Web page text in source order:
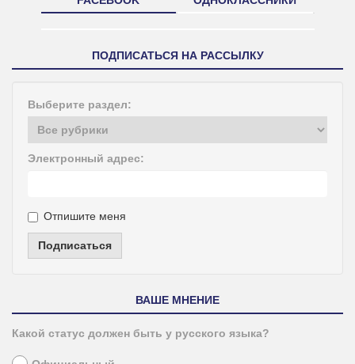
ПОДПИСАТЬСЯ НА РАССЫЛКУ
Выберите раздел:
Электронный адрес:
Отпишите меня
Подписаться
ВАШЕ МНЕНИЕ
Какой статус должен быть у русского языка?